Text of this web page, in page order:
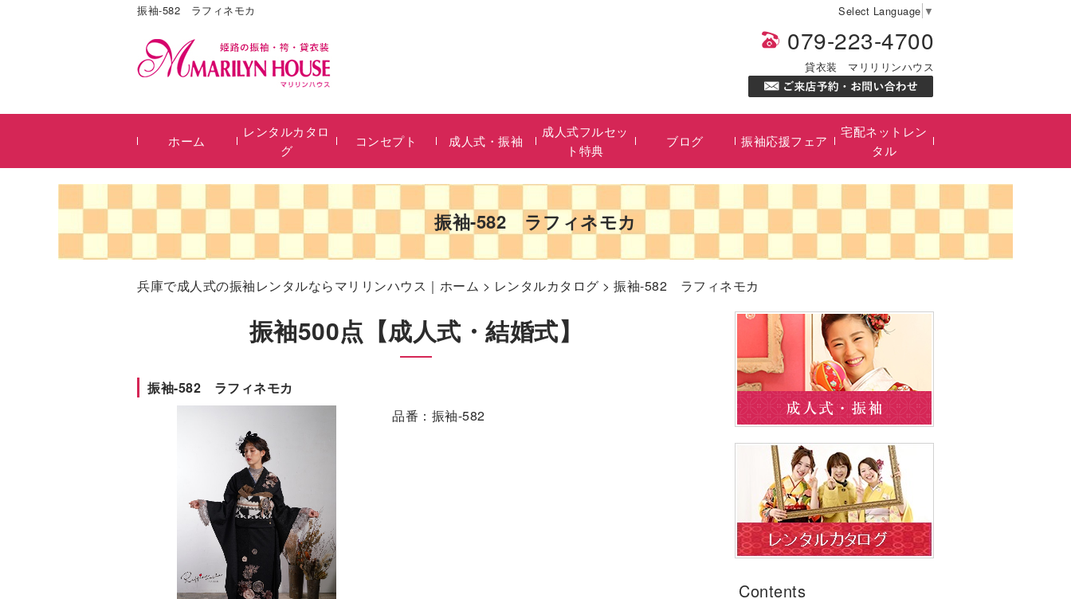
振袖-582 ラフィネモカ Select Language ▼
079-223-4700
貸衣装 マリリリンハウス
ホーム
レンタルカタロ
グ
コンセプト 成人式・振袖
成人式フルセッ
ト特典
ブログ 振袖応援フェア
宅配ネットレン
タル
振袖-582 ラフィネモカ
兵庫で成人式の振袖レンタルならマリリンハウス｜ホーム > レンタルカタログ > 振袖-582 ラフィネモカ
振袖500点【成人式・結婚式】
振袖-582 ラフィネモカ
品番：振袖-582
Contents